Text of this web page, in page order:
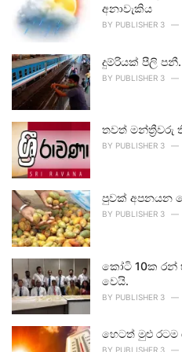
අනාවැකිය
BY PUBLISHER 3
දුම්රියක් පීලි පනී.
BY PUBLISHER 3
තවත් මන්ත්‍රීවරු
BY PUBLISHER 3
පුවක් අපනයන
BY PUBLISHER 3
කෝටි 10ක රන්
වෙයි.
BY PUBLISHER 3
හෙටත් මුළු රටම
BY PUBLISHER 3